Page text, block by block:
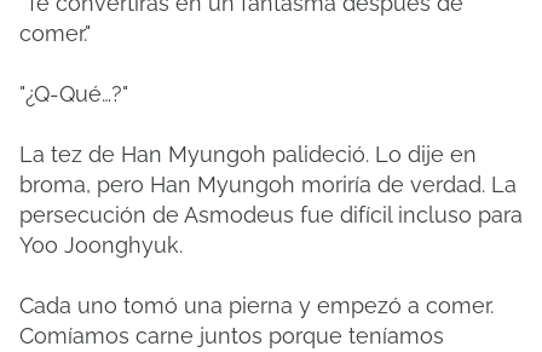
comer."
"¿Q-Qué…?"
La tez de Han Myungoh palideció. Lo dije en
broma, pero Han Myungoh moriría de verdad. La
persecución de Asmodeus fue difícil incluso para
Yoo Joonghyuk.
Cada uno tomó una pierna y empezó a comer.
Comíamos carne juntos porque teníamos